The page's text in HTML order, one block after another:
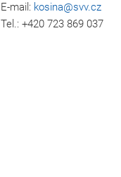
E-mail: kosina@svv.cz
Tel.: +420 723 869 037‬